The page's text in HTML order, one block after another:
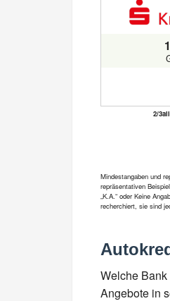
2/
Mindestangaben und
repräsentativen
„K.A.“ oder Keine
recherchiert, sie sind
Welche
Angebote in